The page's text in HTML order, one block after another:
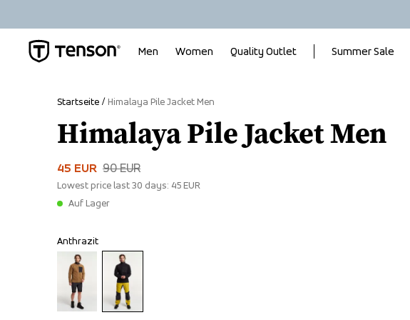
Men Women Quality Outlet Summer Sale
Startseite Himalaya Pile Jacket Men
Himalaya Pile Jacket Men
45 EUR 90 EUR
Lowest price last 30 days: 45 EUR
Auf Lager
Anthrazit